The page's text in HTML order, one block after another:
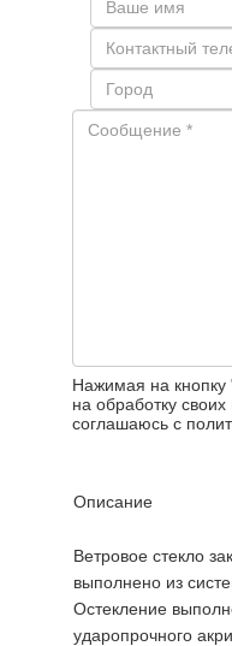
Нажимая на кнопку
на обработку
соглашаюсь с
Описание
Ветровое стекло
выполнено из
Остекление
ударопрочного